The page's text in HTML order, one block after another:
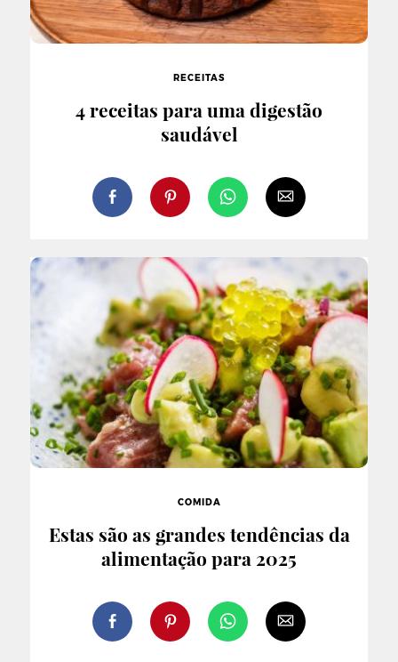
RECEITAS
4 receitas para uma digestão
saudável
COMIDA
Estas são as grandes tendências da
alimentação para 2025